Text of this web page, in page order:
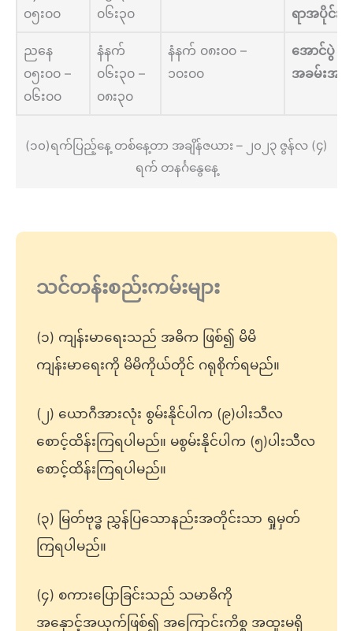
၀၅း၀၀
၀၆း၃၀
ရာအပိုင်း)
ညနေ
၀၅း၀၀ –
၀၆း၀၀
နံနက်
၀၆း၃၀ –
၀၈း၃၀
နံနက် ၀၈း၀၀ –
၁၀း၀၀
အောင်ပွဲ
အခမ်းအနာ
(၁၀)ရက်ပြည့်နေ့ တစ်နေ့တာ အချိန်ဇယား – ၂၀၂၃ ဇွန်လ (၄)
ရက် တနင်္ဂနွေနေ့
သင်တန်းစည်းကမ်းများ
(၁) ကျန်းမာရေးသည် အဓိက ဖြစ်၍ မိမိ
ကျန်းမာရေးကို မိမိကိုယ်တိုင် ဂရုစိုက်ရမည်။
(၂) ယောဂီအားလုံး စွမ်းနိုင်ပါက (၉)ပါးသီလ
စောင့်ထိန်းကြရပါမည်။ မစွမ်းနိုင်ပါက (၅)ပါးသီလ
စောင့်ထိန်းကြရပါမည်။
(၃) မြတ်ဗုဒ္ဓ ညွှန်ပြသောနည်းအတိုင်းသာ ရှုမှတ်
ကြရပါမည်။
(၄) စကားပြောခြင်းသည် သမာဓိကို
အနှောင့်အယှက်ဖြစ်၍ အကြောင်းကိစ္စ အထူးမရှိ